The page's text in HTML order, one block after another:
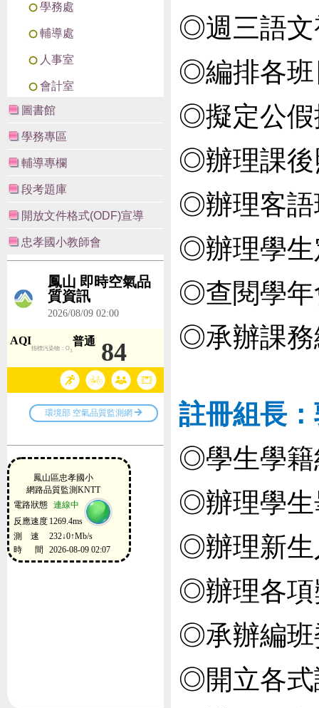
學務處
輔導處
人事室
會計室
圖書館
學務專區
輔導專欄
段考題庫
開放文件格式(ODF)宣導
忠孝國小教師會
◎週三語文
◎編排各班
◎擬定公假
◎辦理課後
◎辦理客語
◎辦理學生
◎查閱學年
◎承辦課務
註冊組長
◎學生學籍
◎辦理學生
◎辦理新生
◎辦理各項
◎承辦編班
◎開立各式